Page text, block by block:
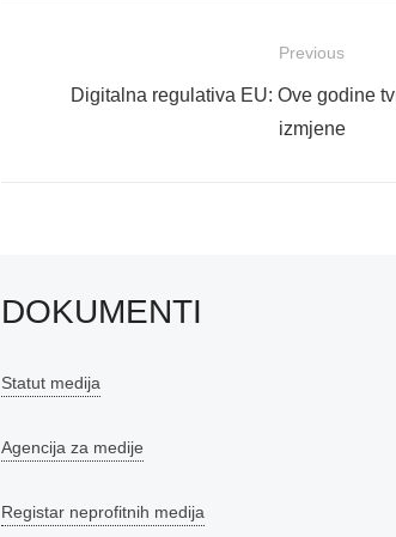
objava
Previous
Previous
Digitalna regulativa EU: Ove godine
izmjene
DOKUMENTI
Statut medija
Agencija za medije
Registar neprofitnih medija